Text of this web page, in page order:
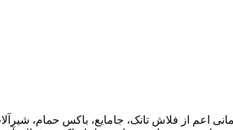
اعم از فلاش تانک، جامایع، باکس حمام،